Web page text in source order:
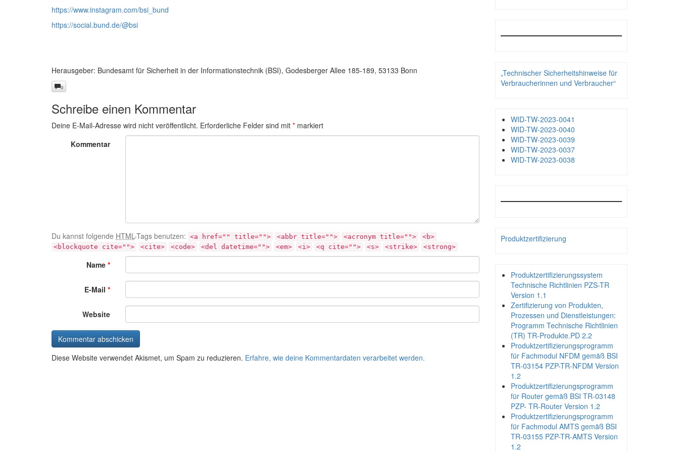
https://www.instagram.com/bsi_bund
https://social.bund.de/@bsi
Herausgeber: Bundesamt für Sicherheit in der Informationstechnik (BSI), Godesberger Allee 185-189, 53133 Bonn
0
Schreibe einen Kommentar
Deine E-Mail-Adresse wird nicht veröffentlicht. Erforderliche Felder sind mit * markiert
Kommentar
Du kannst folgende HTML-Tags benutzen: <a href="" title=""> <abbr title=""> <acronym title="">
<b>
<blockquote cite="">
<cite> <code> <del datetime=""> <em> <i> <q cite=""> <s> <strike> <strong>
Name*
E-Mail*
Website
Diese Website verwendet Akismet, um Spam zu reduzieren. Erfahre, wie deine Kommentardaten verarbeitet werden.
„Technischer Sicherheitshinweise für
Verbraucherinnen und Verbraucher“
WID-TW-2023-0041
WID-TW-2023-0040
WID-TW-2023-0039
WID-TW-2023-0037
WID-TW-2023-0038
Produktzertifizierung
Produktzertifizierungssystem
Technische Richtlinien PZS-TR
Version 1.1
Zertifizierung von Produkten,
Prozessen und Dienstleistungen:
Programm Technische Richtlinien
(TR) TR-Produkte.PD 2.2
Produktzertifizierungsprogramm
für Fachmodul NFDM gemäß BSI
TR-03154 PZP-TR-NFDM Version
1.2
Produktzertifizierungsprogramm
für Router gemäß BSI TR-03148
PZP- TR-Router Version 1.2
Produktzertifizierungsprogramm
für Fachmodul AMTS gemäß BSI
TR-03155 PZP-TR-AMTS Version
1.2